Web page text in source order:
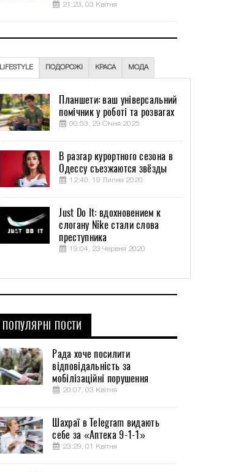
21:23, 03 Квітня
LIFESTYLE ПОДОРОЖІ КРАСА МОДА
Планшети: ваш універсальний
помічник у роботі та розвагах
00:53, 29 Січня 2025
В разгар курортного сезона в
Одессу съезжаются звёзды
12:40, 19 Липня 2020
Just Do It: вдохновением к
слогану Nike стали слова
преступника
19:04, 23 Червня 2020
ПОПУЛЯРНІ ПОСТИ
Рада хоче посилити
відповідальність за
мобілізаційні порушення
20:07, 03 Квітня
Шахраї в Telegram видають
себе за «Аптека 9-1-1»
23:29, 01 Квітня